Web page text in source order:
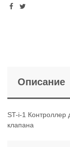
Описание
ST-i-1 Контроллер
клапана